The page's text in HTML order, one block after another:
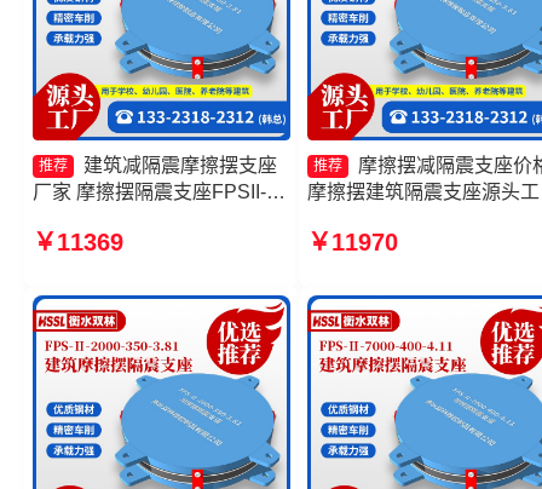
推荐
建筑减隔震摩擦摆支座
厂家 摩擦摆隔震支座FPSII-
摆隔震支座FPSII-10000-400-
￥11369
推荐
摩擦摆减隔震支座价
摩擦摆建筑隔震支座源头
300-3.48源头工厂 摩擦摆
￥11970